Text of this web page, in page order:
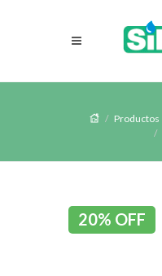
Productos
20% OFF